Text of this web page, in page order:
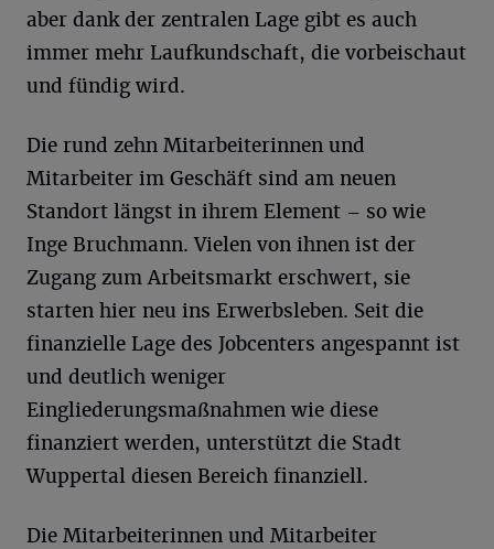
aber dank der zentralen Lage gibt es auch
immer mehr Laufkundschaft, die vorbeischaut
und fündig wird.
Die rund zehn Mitarbeiterinnen und
Mitarbeiter im Geschäft sind am neuen
Standort längst in ihrem Element – so wie
Inge Bruchmann. Vielen von ihnen ist der
Zugang zum Arbeitsmarkt erschwert, sie
starten hier neu ins Erwerbsleben. Seit die
finanzielle Lage des Jobcenters angespannt ist
und deutlich weniger
Eingliederungsmaßnahmen wie diese
finanziert werden, unterstützt die Stadt
Wuppertal diesen Bereich finanziell.
Die Mitarbeiterinnen und Mitarbeiter